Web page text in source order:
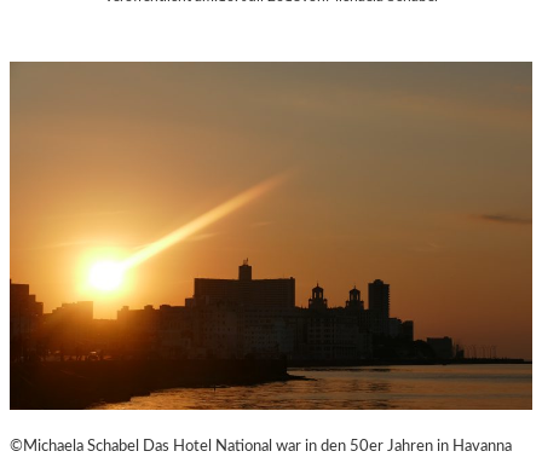
©Michaela Schabel Das Hotel National war in den 50er Jahren in Havanna